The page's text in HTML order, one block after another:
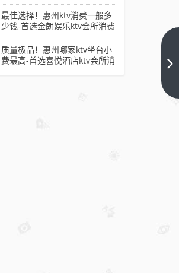
最佳选择！惠州ktv消费一般多
少钱-首选金朗娱乐ktv会所消费
行情推荐
质量极品！惠州哪家ktv坐台小
费最高-首选喜悦酒店ktv会所消